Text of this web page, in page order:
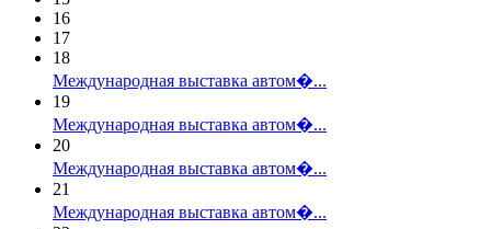
16
17
18
Международная выставка автом�...
19
Международная выставка автом�...
20
Международная выставка автом�...
21
Международная выставка автом�...